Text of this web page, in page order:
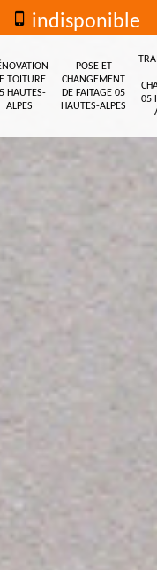
indisponible
TOITURE
HAUTES-
ALPES
POSE ET
CHANGEMENT
DE FAITAGE 05
HAUTES-ALPES
05